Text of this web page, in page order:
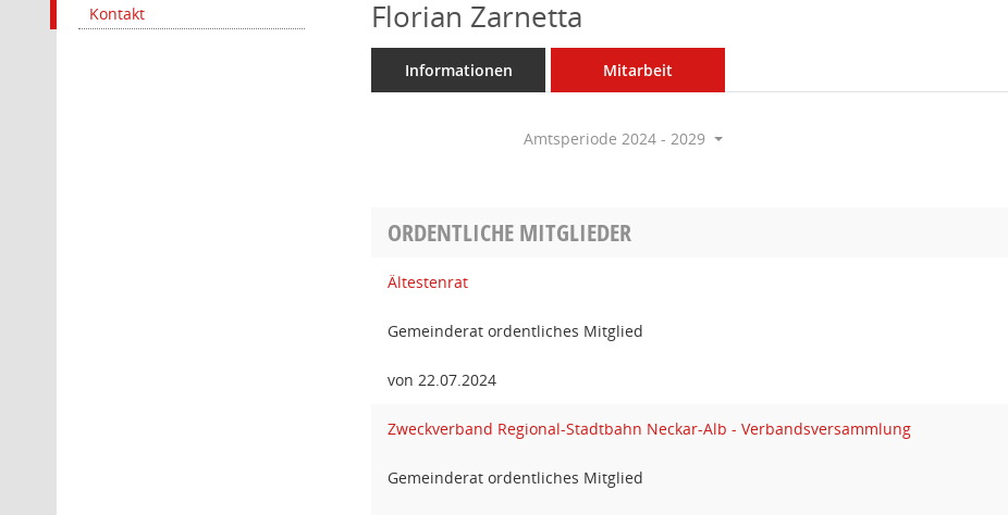
Kontakt Florian Zarnetta
Informationen Mitarbeit
Amtsperiode 2024 - 2029
ORDENTLICHE MITGLIEDER
Ältestenrat
Gemeinderat ordentliches Mitglied
von 22.07.2024
Zweckverband Regional-Stadtbahn Neckar-Alb - Verbandsversammlung
Gemeinderat ordentliches Mitglied